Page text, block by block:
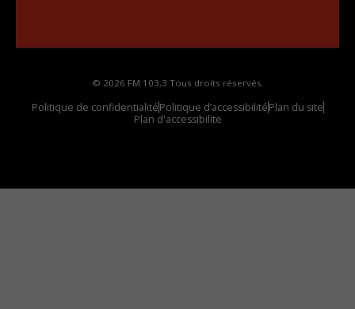
© 2026 FM 103,3 Tous droits réservés.
Politique de confidentialitéPolitique d’accessibilitéPlan du site
Plan d'accessibilite